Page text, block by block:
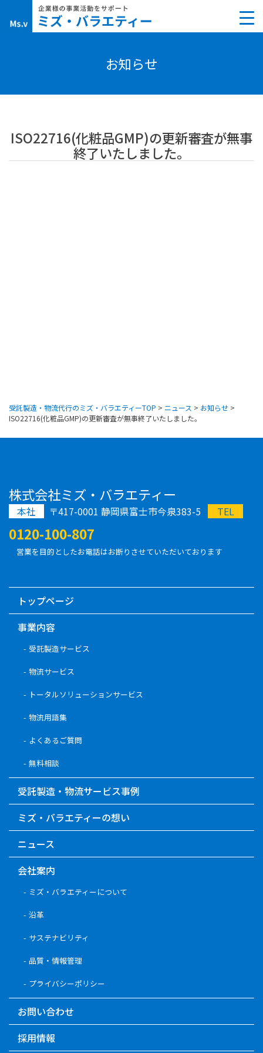
content
お知らせ
ISO22716(化粧品GMP)の更新審査が無事
終了いたしました。
受託製造・物流代行のミズ・バラエティーTOP > ニュース > お知らせ >
ISO22716(化粧品GMP)の更新審査が無事終了いたしました。
株式会社ミズ・バラエティー
本社 〒417-0001 静岡県富士市今泉383-5 TEL
0120-100-807
営業を目的としたお電話はお断りさせていただいております
トップページ
事業内容
受託製造サービス
物流サービス
トータルソリューションサービス
物流用語集
よくあるご質問
無料相談
受託製造・物流サービス事例
ミズ・バラエティーの想い
ニュース
会社案内
ミズ・バラエティーについて
沿革
サステナビリティ
品質・情報管理
プライバシーポリシー
お問い合わせ
採用情報